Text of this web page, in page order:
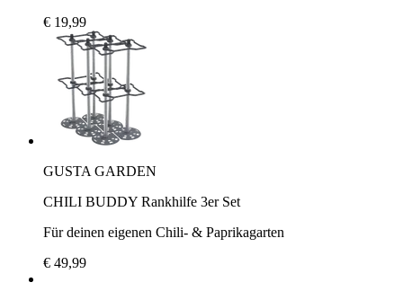
€ 19,99
GUSTA GARDEN
CHILI BUDDY Rankhilfe 3er Set
Für deinen eigenen Chili- & Paprikagarten
€ 49,99